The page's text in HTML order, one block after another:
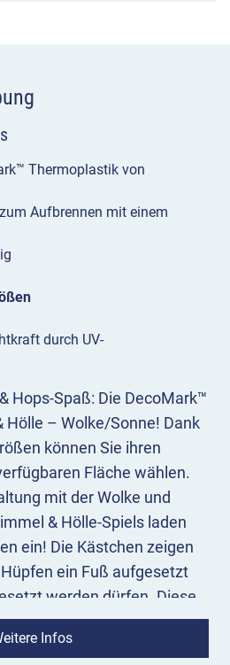
Hops-Spaß: Die DecoMark™
Hölle – Wolke/Sonne! Dank
können Sie ihren
Fläche wählen.
mit der Wolke und
& Hölle-Spiels laden
ein! Die Kästchen zeigen
ein Fuß aufgesetzt
werden dürfen. Diese
ist auf Schulhöfen und
beliebt.Infos
Thermoplastik von
Aufbrennen mit einem
durch UV-